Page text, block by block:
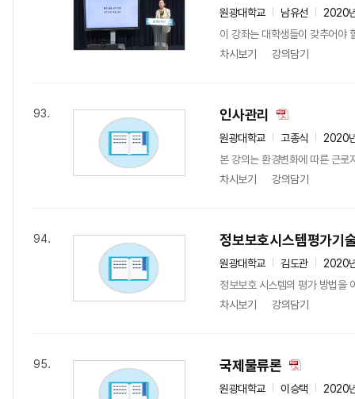
원광대학교 남유선
2020
이 강좌는 대학생들이 갖추어야
차시보기
강의담기
93. 인사관리
원광대학교 고종식
2020
본 강의는 환경변화에 따른 근로
차시보기
강의담기
94. 정보보호시스템평가기
원광대학교 김도관
2020
정보보호 시스템의 평가 방법을
차시보기
강의담기
95. 국제물류론
원광대학교 이승택
2020